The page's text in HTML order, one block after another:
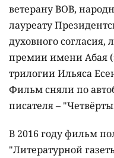
ветерану ВОВ,
лауреату
духовного согласия,
премии имени Абая
трилогии Ильяса
Фильм сняли по
писателя –
В 2016 году фильм
"Литературной